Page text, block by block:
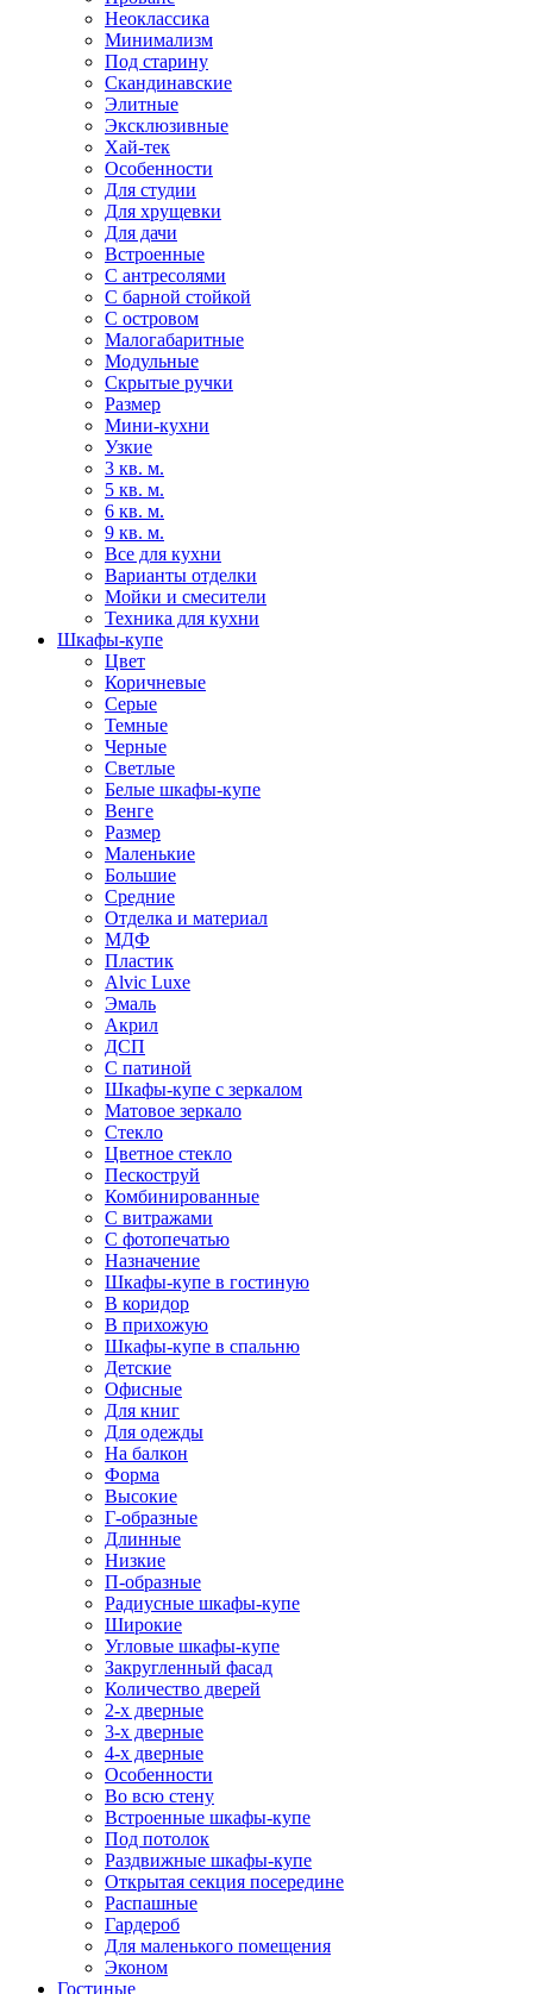
Неоклассика
Минимализм
Под старину
Скандинавские
Элитные
Эксклюзивные
Хай-тек
Особенности
Для студии
Для хрущевки
Для дачи
Встроенные
С антресолями
С барной стойкой
С островом
Малогабаритные
Модульные
Скрытые ручки
Размер
Мини-кухни
Узкие
3 кв. м.
5 кв. м.
6 кв. м.
9 кв. м.
Все для кухни
Варианты отделки
Мойки и смесители
Техника для кухни
Шкафы-купе
Цвет
Коричневые
Серые
Темные
Черные
Светлые
Белые шкафы-купе
Венге
Размер
Маленькие
Большие
Средние
Отделка и материал
МДФ
Пластик
Alvic Luxe
Эмаль
Акрил
ДСП
С патиной
Шкафы-купе с зеркалом
Матовое зеркало
Стекло
Цветное стекло
Пескоструй
Комбинированные
С витражами
С фотопечатью
Назначение
Шкафы-купе в гостиную
В коридор
В прихожую
Шкафы-купе в спальню
Детские
Офисные
Для книг
Для одежды
На балкон
Форма
Высокие
Г-образные
Длинные
Низкие
П-образные
Радиусные шкафы-купе
Широкие
Угловые шкафы-купе
Закругленный фасад
Количество дверей
2-х дверные
3-х дверные
4-х дверные
Особенности
Во всю стену
Встроенные шкафы-купе
Под потолок
Раздвижные шкафы-купе
Открытая секция посередине
Распашные
Гардероб
Для маленького помещения
Эконом
Гостиные